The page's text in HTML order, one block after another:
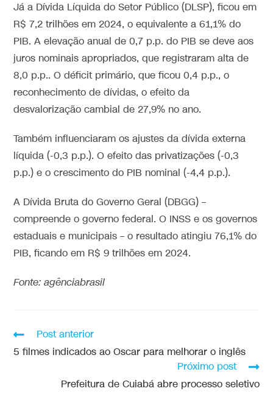
Já a Dívida Líquida do Setor Público (DLSP), ficou em
R$ 7,2 trilhões em 2024, o equivalente a 61,1% do
PIB. A elevação anual de 0,7 p.p. do PIB se deve aos
juros nominais apropriados, que registraram alta de
8,0 p.p.. O déficit primário, que ficou 0,4 p.p., o
reconhecimento de dívidas, o efeito da
desvalorização cambial de 27,9% no ano.
Também influenciaram os ajustes da dívida externa
líquida (-0,3 p.p.). O efeito das privatizações (-0,3
p.p.) e o crescimento do PIB nominal (-4,4 p.p.).
A Dívida Bruta do Governo Geral (DBGG) –
compreende o governo federal. O INSS e os governos
estaduais e municipais – o resultado atingiu 76,1% do
PIB, ficando em R$ 9 trilhões em 2024.
Fonte: agênciabrasil
Post anterior
5 filmes indicados ao Oscar para melhorar o inglês
Próximo post
Prefeitura de Cuiabá abre processo seletivo